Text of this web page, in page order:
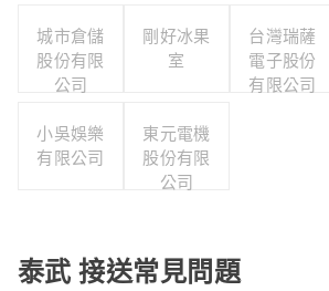
城市倉儲
股份有限
公司
剛好冰果
室
台灣瑞薩
電子股份
有限公司
小吳娛樂
有限公司
東元電機
股份有限
公司
泰武 接送常見問題